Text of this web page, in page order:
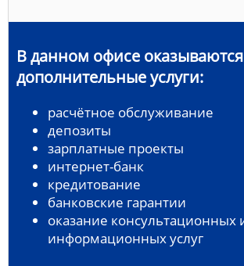
В данном офисе оказываются
дополнительные услуги:
расчётное обслуживание
депозиты
зарплатные проекты
интернет-банк
кредитование
банковские гарантии
оказание консультационных
информационных услуг